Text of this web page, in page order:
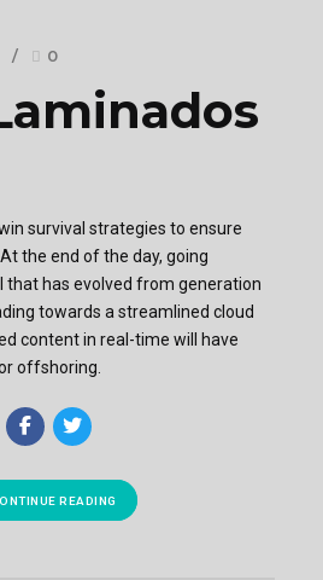
0
survival strategies to ensure
the end of the day, going
that has evolved from generation
towards a streamlined cloud
content in real-time will have
offshoring.
READING